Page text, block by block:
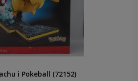
i Pokeball (72152)